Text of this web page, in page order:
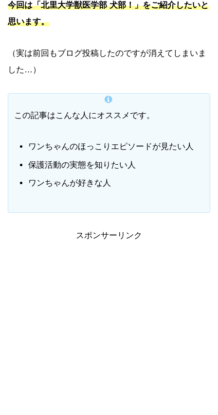
今回は「北里大学獣医学部 犬部！」をご紹介したいと
思います。
（実は前回もブログ投稿したのですが消えてしまいま
した…）
この記事はこんな人にオススメです。
ワンちゃんのほっこりエピソードが見たい人
保護活動の実態を知りたい人
ワンちゃんが好きな人
スポンサーリンク